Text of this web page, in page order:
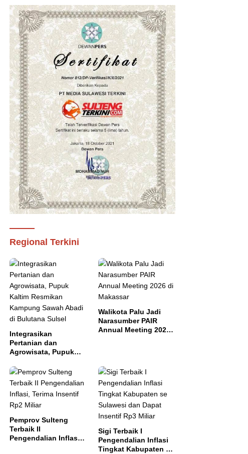
Regional Terkini
Integrasikan
Pertanian dan
Agrowisata, Pupuk
Kampung Sawah
Abadi di Bulutana
Sulsel
Walikota Palu Jadi
Narasumber PAIR
Annual Meeting 2026
Pemprov Sulteng
Terbaik II
Pengendalian Inflasi,
Sigi Terbaik I
Pengendalian Inflasi
Tingkat Kabupaten se